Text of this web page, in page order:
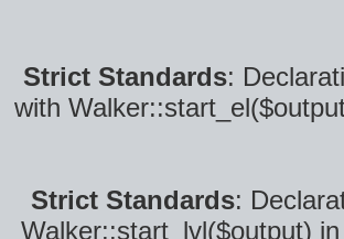
Strict Standards:
with
Strict Standards:
Walker::start_lvl($output) in